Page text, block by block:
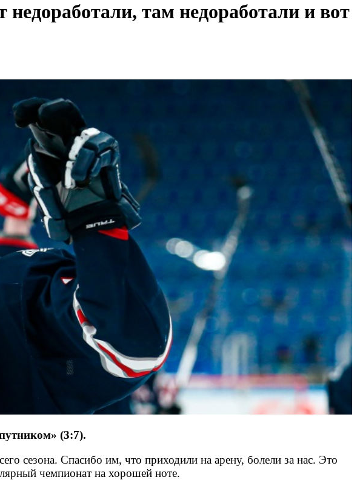
там недоработали и вот
(3:7).
сезона. Спасибо им, что приходили на арену, болели за нас. Это
чемпионат на хорошей ноте.